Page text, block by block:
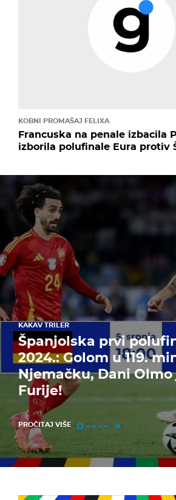
KOBNI PROMAŠAJ FELIXA
Francuska na penale izbacila
izborila polufinale Eura protiv
KAKAV TRILER
Španjolska prvi
2024.: Golom u 119.
Njemačku, Dani
Furije!
PROČITAJ VIŠE